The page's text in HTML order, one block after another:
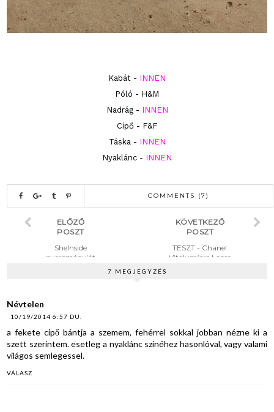
Kabát - INNEN
Póló - H&M
Nadrág - INNEN
Cipő - F&F
Táska - INNEN
Nyaklánc - INNEN
COMMENTS (7)
KÖVETKEZŐ
POSZT
TESZT - Chanel
Vitalumiere Loose
ELŐZŐ
POSZT
SheInside
nyereményját
7 MEGJEGYZÉS
Névtelen
10/19/2014 6:57 DU.
a fekete cipő bántja a szemem, fehérrel sokkal jobban nézne ki a
szett szerintem. esetleg a nyaklánc színéhez hasonlóval, vagy valami
világos semlegessel.
VÁLASZ